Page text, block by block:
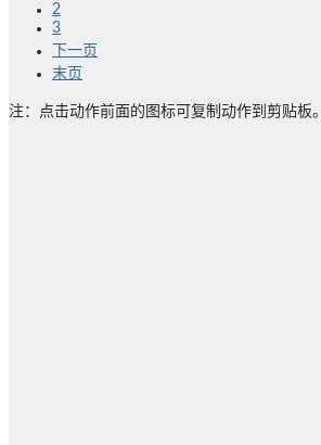
2
3
下一页
末页
注：点击动作前面的图标可复制动作到剪贴板。